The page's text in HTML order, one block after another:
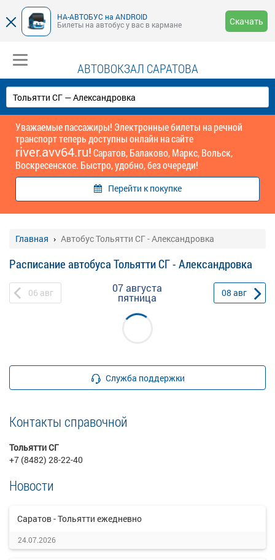
НА-АВТОБУС на ANDROID
Билеты на автобус у вас в кармане
Скачать
АВТОВОКЗАЛ САРАТОВА
Уважаемые пассажиры! Электронные билеты на речной
транспорт теперь доступны онлайн на сайте
river.avv64.ru!Саратов, Балаково, Маркс, Вольск,
Воскресенское. Быстро, удобно, без очереди!
Перейти к покупке
Главная Автобус Тольятти СГ - Александровка
Расписание автобуса Тольятти СГ - Александровка
06 авг 07 августа
пятница 08 авг
Служба поддержки
Контакты справочной
Тольятти СГ
+7 (8482) 28-22-40
Новости
Саратов - Тольятти ежедневно
24.07.2026